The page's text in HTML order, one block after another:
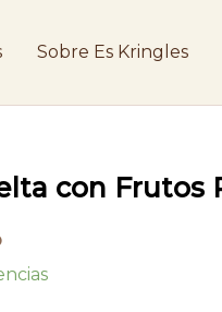
Sobre Es Kringles
con Frutos
Rojos